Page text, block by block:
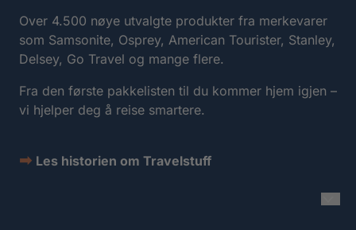
Over 4.500 nøye utvalgte produkter fra merkevarer
som Samsonite, Osprey, American Tourister, Stanley,
Delsey, Go Travel og mange flere.
Fra den første pakkelisten til du kommer hjem igjen –
vi hjelper deg å reise smartere.
➡ Les historien om Travelstuff